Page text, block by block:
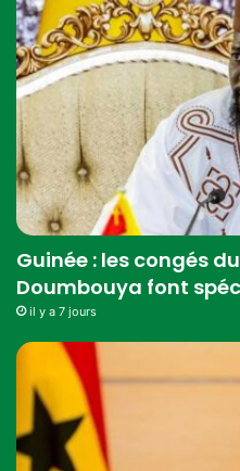
Guinée : les congés
Doumbouya font
il y a 7 jours